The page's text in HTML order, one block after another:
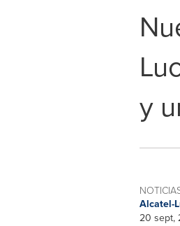
y
Alcatel-
20 sept,